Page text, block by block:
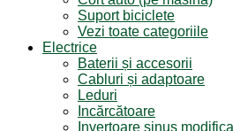
Suport biciclete
Vezi toate categoriile
Electrice
Baterii și accesorii
Cabluri și adaptoare
Leduri
Incărcătoare
Invertoare sinus